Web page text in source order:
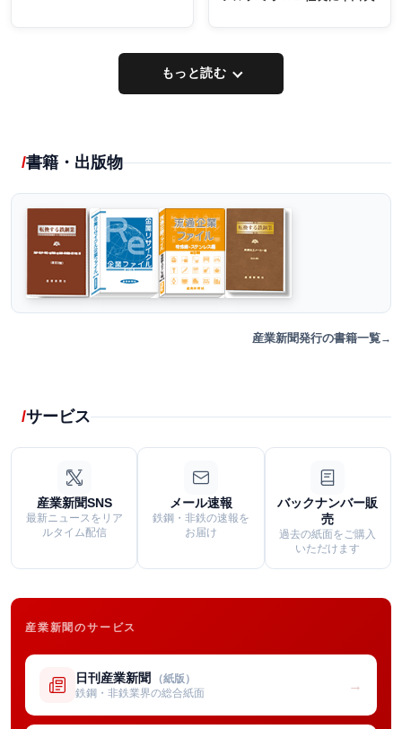
もっと読む
書籍・出版物
産業新聞発行の書籍一覧
サービス
産業新聞SNS
最新ニュースをリア
ルタイム配信
メール速報
鉄鋼・非鉄の速報を
お届け
バックナンバー販
売
過去の紙面をご購入
いただけます
産業新聞のサービス
日刊産業新聞 （紙版）
鉄鋼・非鉄業界の総合紙面
→